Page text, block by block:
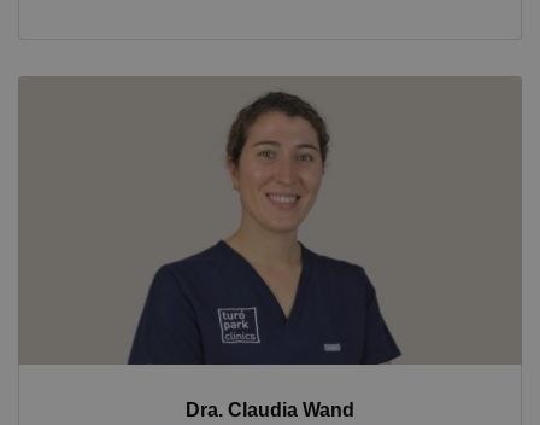
Dra. Claudia Wand